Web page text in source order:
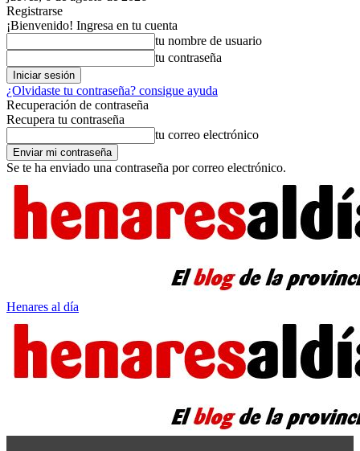
Registrarse
¡Bienvenido! Ingresa en tu cuenta
tu nombre de usuario
tu contraseña
¿Olvidaste tu contraseña? consigue ayuda
Recuperación de contraseña
Recupera tu contraseña
tu correo electrónico
Se te ha enviado una contraseña por correo electrónico.
Henares al día